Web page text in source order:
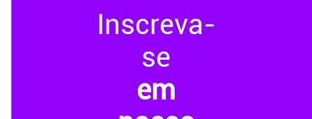
Inscreva-
se
em